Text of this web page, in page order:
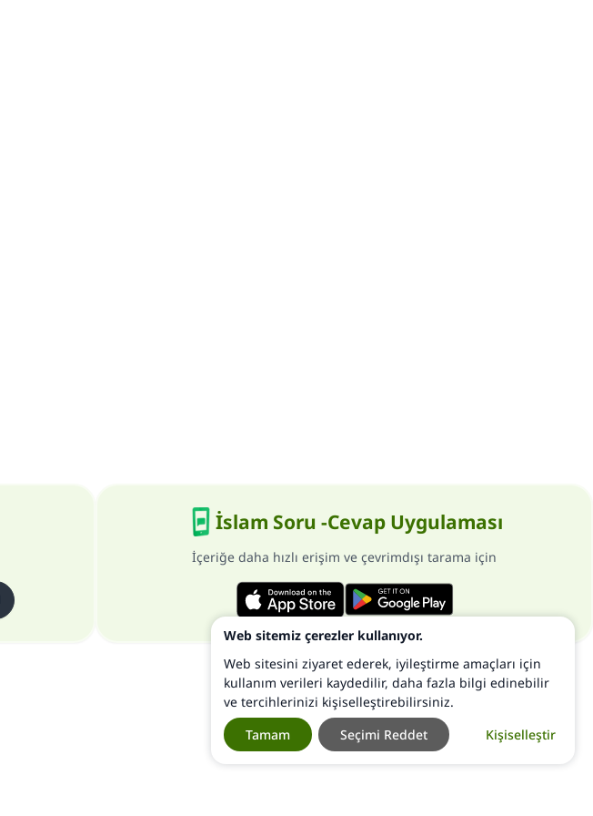
İslam Soru -Cevap Uygulaması
İçeriğe daha hızlı erişim ve çevrimdışı tarama için
Web sitemiz çerezler kullanıyor.
Web sitesini ziyaret ederek, iyileştirme amaçları için
kullanım verileri kaydedilir, daha fazla bilgi edinebilir
ve tercihlerinizi kişiselleştirebilirsiniz.
Kişiselleştir
Seçimi Reddet
Tamam